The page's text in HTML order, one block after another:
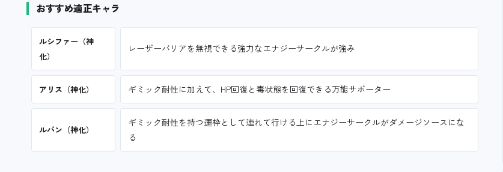
おすすめ適正キャラ
ルシファー（神
化）
レーザーバリアを無視できる強力なエナジーサークルが強み
アリス（神化） ギミック耐性に加えて、HP回復と毒状態を回復できる万能サポーター
ルパン（神化）
ギミック耐性を持つ運枠として連れて行ける上にエナジーサークルがダメージソースにな
る